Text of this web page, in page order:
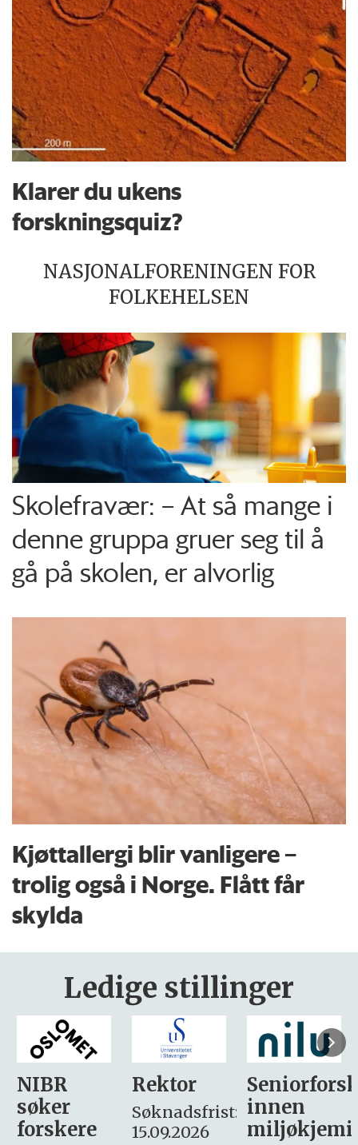
Klarer du ukens
forskningsquiz?
NASJONALFORENINGEN FOR
FOLKEHELSEN
Skolefravær: – At så mange i
denne gruppa gruer seg til å
gå på skolen, er alvorlig
Kjøttallergi blir vanligere –
trolig også i Norge. Flått får
skylda
Ledige stillinger
Rektor
Søknadsfrist:
15.09.2026
Seniorforsker
innen
miljøkjemi
søker